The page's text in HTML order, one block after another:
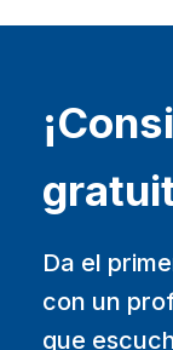
Da el
con un
que